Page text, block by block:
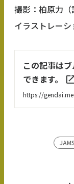
撮影：柏原力（
イラストレー
この記事は
できます。
https://